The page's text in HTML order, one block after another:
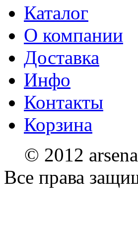
Каталог
О компании
Доставка
Инфо
Контакты
Корзина
© 2012
Все права